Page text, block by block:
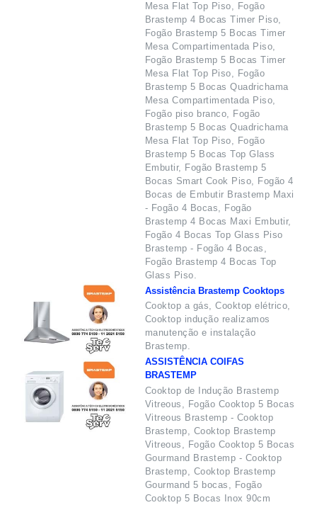
Mesa Flat Top Piso, Fogão
Brastemp 4 Bocas Timer Piso,
Fogão Brastemp 5 Bocas Timer
Mesa Compartimentada Piso,
Fogão Brastemp 5 Bocas Timer
Mesa Flat Top Piso, Fogão
Brastemp 5 Bocas Quadrichama
Mesa Compartimentada Piso,
Fogão piso branco, Fogão
Brastemp 5 Bocas Quadrichama
Mesa Flat Top Piso, Fogão
Brastemp 5 Bocas Top Glass
Embutir, Fogão Brastemp 5
Bocas Smart Cook Piso, Fogão 4
Bocas de Embutir Brastemp Maxi
- Fogão 4 Bocas, Fogão
Brastemp 4 Bocas Maxi Embutir,
Fogão 4 Bocas Top Glass Piso
Brastemp - Fogão 4 Bocas,
Fogão Brastemp 4 Bocas Top
Glass Piso.
Assistência Brastemp Cooktops
Cooktop a gás, Cooktop elétrico,
Cooktop indução realizamos
manutenção e instalação
Brastemp.
ASSISTÊNCIA COIFAS
BRASTEMP
Cooktop de Indução Brastemp
Vitreous, Fogão Cooktop 5 Bocas
Vitreous Brastemp - Cooktop
Brastemp, Cooktop Brastemp
Vitreous, Fogão Cooktop 5 Bocas
Gourmand Brastemp - Cooktop
Brastemp, Cooktop Brastemp
Gourmand 5 bocas, Fogão
Cooktop 5 Bocas Inox 90cm